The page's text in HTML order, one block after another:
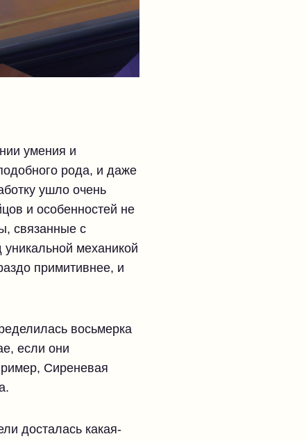
умения и
рода, и даже
ушло очень
и особенностей не
связанные с
механикой
примитивнее, и
восьмерка
если они
Сиреневая
досталась какая-